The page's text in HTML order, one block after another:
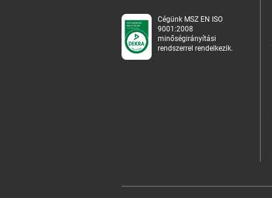
Cégünk MSZ EN ISO
9001:2008
minőségirányítási
rendszerrel rendelkezik.